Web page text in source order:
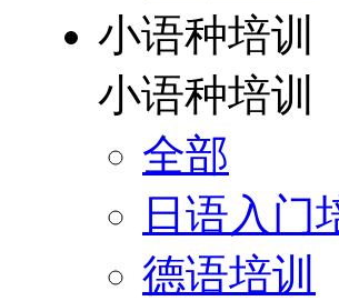
小语种培训
小语种培训
全部
日语入门
德语培训